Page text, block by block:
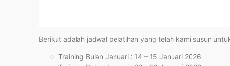
Berikut adalah jadwal pelatihan yang telah kami susun
Training Bulan Januari : 14 – 15 Januari 2026